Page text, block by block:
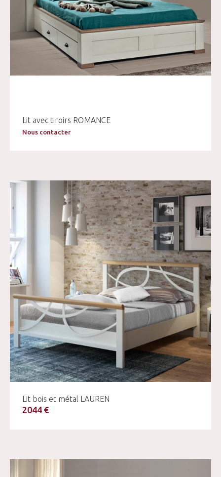
Lit avec tiroirs ROMANCE
Nous contacter
Lit bois et métal LAUREN
2044 €